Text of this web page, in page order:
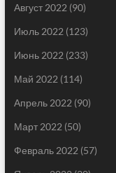
Август 2022 (90)
Июль 2022 (123)
Июнь 2022 (233)
Май 2022 (114)
Апрель 2022 (90)
Март 2022 (50)
Февраль 2022 (57)